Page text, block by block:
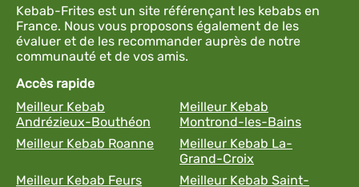
Kebab-Frites est un site référençant les kebabs en
France. Nous vous proposons également de les
évaluer et de les recommander auprès de notre
communauté et de vos amis.
Accès rapide
Meilleur Kebab
Andrézieux-Bouthéon
Meilleur Kebab
Montrond-les-Bains
Meilleur Kebab Roanne
Meilleur Kebab La-
Grand-Croix
Meilleur Kebab Feurs
Meilleur Kebab Saint-